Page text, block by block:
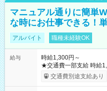
マニュアル通りに簡単
な時にお仕事できる！
アルバイト 職種未経験OK
給与
時給1,300円～
★交通費一部支給 時給1,300円～ ※試験・役割により手当あり
※勤務回数により昇給
り！】 希望される場合
交通費別途支給あり